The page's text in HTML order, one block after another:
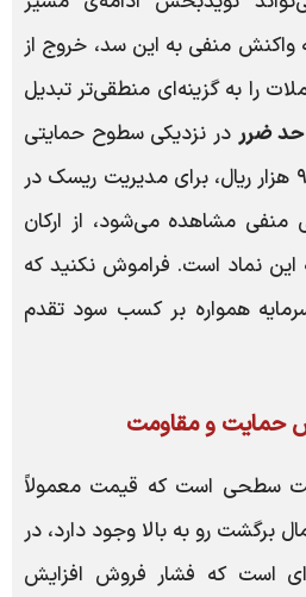
منفی به این سد، خروج از
را به گزینه‌ای منطقی‌تر تبدیل
حد ضرر در نزدیکی سطوح حمایتی
یاد شده، به ویژه سطح ۹۵ هزار ریال، برای مدیریت ریسک در
منفی مشاهده می‌شود، از ارکان
نماد است. فراموش نکنید که
همواره بر کسب سود تقدم
حمایت و مقاومت
سطحی است که قیمت معمولاً
برگشت رو به بالا وجود دارد، در
است که فشار فروش افزایش